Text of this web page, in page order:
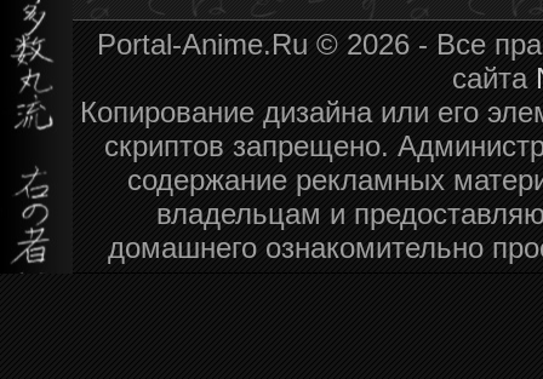
Portal-Anime.Ru © 2026 - Все
сайта
Копирование дизайна или его
скриптов запрещено.
содержание рекламных
владельцам и
домашнего ознакомительно